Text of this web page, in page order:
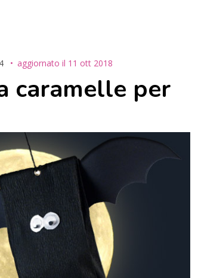
aggiornato il 11 ott 2018
caramelle per